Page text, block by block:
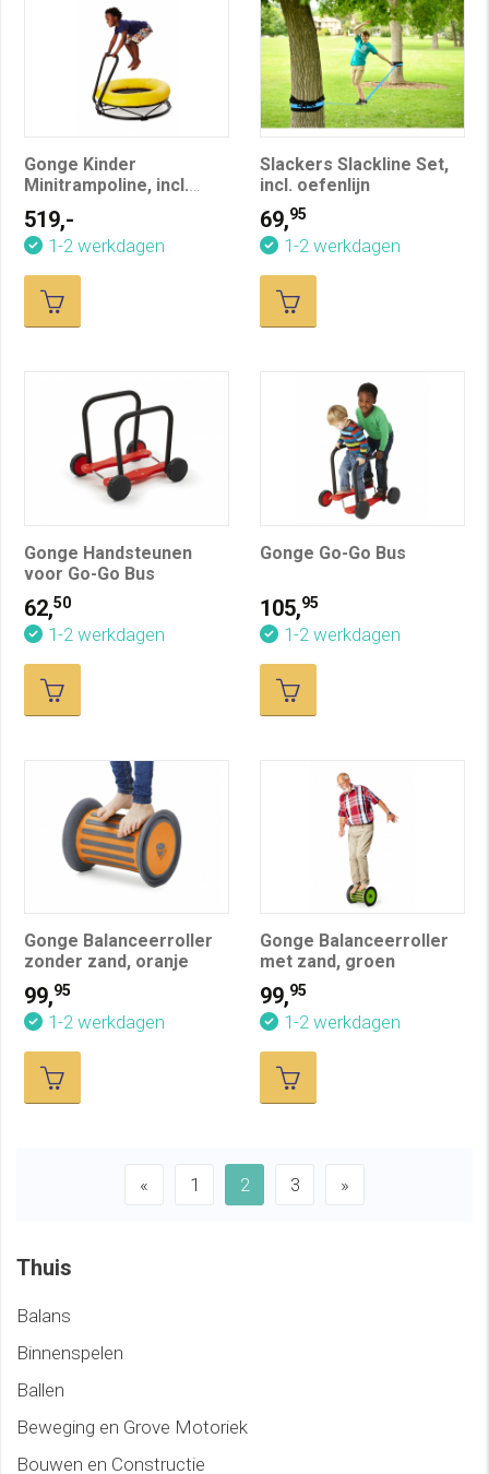
Gonge Kinder
Minitrampoline, incl.
beugel
519,-
1-2 werkdagen
Slackers Slackline Set,
incl. oefenlijn
69,95
1-2 werkdagen
Gonge Handsteunen
voor Go-Go Bus
62,50
1-2 werkdagen
Gonge Go-Go Bus
105,95
1-2 werkdagen
Gonge Balanceerroller
zonder zand, oranje
99,95
1-2 werkdagen
Gonge Balanceerroller
met zand, groen
99,95
1-2 werkdagen
« 1 2 3 »
Thuis
Balans
Binnenspelen
Ballen
Beweging en Grove Motoriek
Bouwen en Constructie